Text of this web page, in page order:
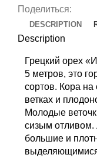
Поделиться:
DESCRIPTION
Description
Грецкий орех
5 метров, это
сортов. Кора на
ветках и
Молодые
сизым отливом.
большие и